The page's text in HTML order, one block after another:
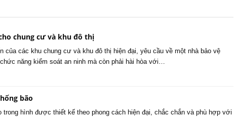
chung cư và khu đô thị
của các khu chung cư và khu đô thị hiện đại, yêu cầu về một nhà bảo vệ
năng kiểm soát an ninh mà còn phải hài hòa với…
bão
trong hình được thiết kế theo phong cách hiện đại, chắc chắn và phù hợp với